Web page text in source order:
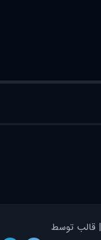
© کپی رایت ۲۰۲۲ | قالب توسط